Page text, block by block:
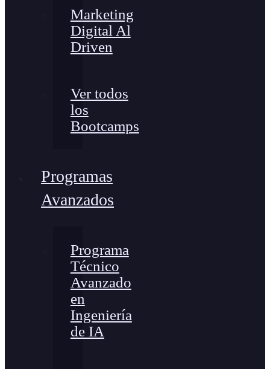
Marketing
Digital Al
Driven
Ver todos
los
Bootcamps
Programas
Avanzados
Programa
Técnico
Avanzado
en
Ingeniería
de IA